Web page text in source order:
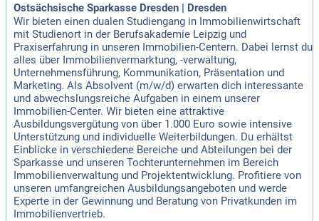
Ostsächsische Sparkasse Dresden | Dresden
Wir bieten einen dualen Studiengang in Immobilienwirtschaft
mit Studienort in der Berufsakademie Leipzig und
Praxiserfahrung in unseren Immobilien-Centern. Dabei lernst du
alles über Immobilienvermarktung, -verwaltung,
Unternehmensführung, Kommunikation, Präsentation und
Marketing. Als Absolvent (m/w/d) erwarten dich interessante
und abwechslungsreiche Aufgaben in einem unserer
Immobilien-Center. Wir bieten eine attraktive
Ausbildungsvergütung von über 1.000 Euro sowie intensive
Unterstützung und individuelle Weiterbildungen. Du erhältst
Einblicke in verschiedene Bereiche und Abteilungen bei der
Sparkasse und unseren Tochterunternehmen im Bereich
Immobilienverwaltung und Projektentwicklung. Profitiere von
unseren umfangreichen Ausbildungsangeboten und werde
Experte in der Gewinnung und Beratung von Privatkunden im
Immobilienvertrieb.